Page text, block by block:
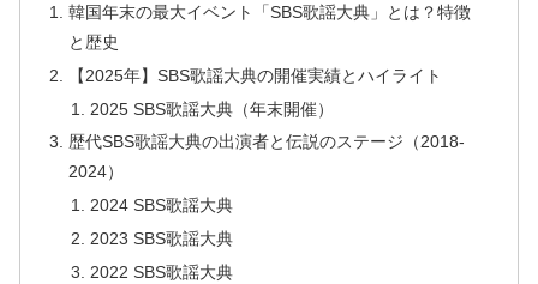
韓国年末の最大イベント「SBS歌謡大典」とは？特徴
と歴史
【2025年】SBS歌謡大典の開催実績とハイライト
2025 SBS歌謡大典（年末開催）
歴代SBS歌謡大典の出演者と伝説のステージ（2018-
2024）
2024 SBS歌謡大典
2023 SBS歌謡大典
2022 SBS歌謡大典